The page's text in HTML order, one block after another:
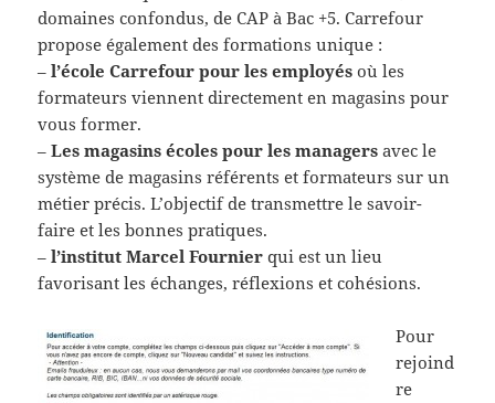
domaines confondus, de CAP à Bac +5. Carrefour
propose également des formations unique :
– l’école Carrefour pour les employés où les
formateurs viennent directement en magasins pour
vous former.
–Les magasins écoles pour les managers avec le
système de magasins référents et formateurs sur un
métier précis. L’objectif de transmettre le savoir-
faire et les bonnes pratiques.
– l’institut Marcel Fournier qui est un lieu
favorisant les échanges, réflexions et cohésions.
Pour
rejoind
re